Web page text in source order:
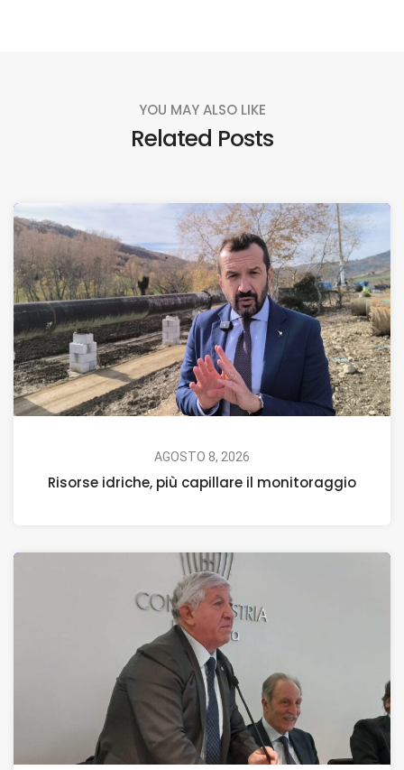
YOU MAY ALSO LIKE
Related Posts
AGOSTO 8, 2026
Risorse idriche, più capillare il monitoraggio